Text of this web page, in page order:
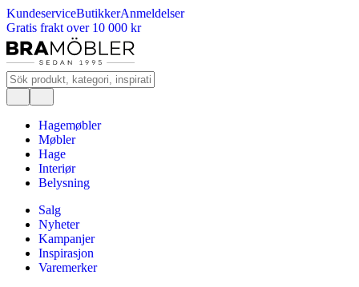
KundeserviceButikkerAnmeldelser
Gratis frakt over 10 000 kr
Hagemøbler
Møbler
Hage
Interiør
Belysning
Salg
Nyheter
Kampanjer
Inspirasjon
Varemerker